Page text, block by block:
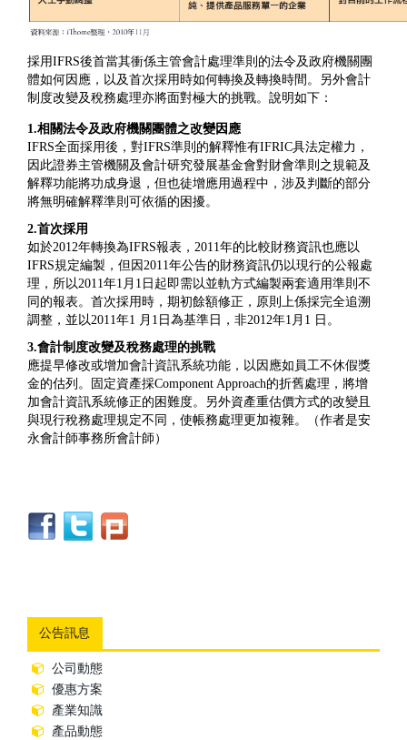
採用IFRS後首當其衝係主管會計處理準則的法令及政府機關團
體如何因應，以及首次採用時如何轉換及轉換時間。另外會計
制度改變及稅務處理亦將面對極大的挑戰。說明如下：
1.相關法令及政府機關團體之改變因應
IFRS全面採用後，對IFRS準則的解釋惟有IFRIC具法定權力，
因此證券主管機關及會計研究發展基金會對財會準則之規範及
解釋功能將功成身退，但也徒增應用過程中，涉及判斷的部分
將無明確解釋準則可依循的困擾。
2.首次採用
如於2012年轉換為IFRS報表，2011年的比較財務資訊也應以
IFRS規定編製，但因2011年公告的財務資訊仍以現行的公報處
理，所以2011年1月1日起即需以並軌方式編製兩套適用準則不
同的報表。首次採用時，期初餘額修正，原則上係採完全追溯
調整，並以2011年1 月1日為基準日，非2012年1月1 日。
3.會計制度改變及稅務處理的挑戰
應提早修改或增加會計資訊系統功能，以因應如員工不休假獎
金的估列。固定資產採Component Approach的折舊處理，將增
加會計資訊系統修正的困難度。另外資產重估價方式的改變且
與現行稅務處理規定不同，使帳務處理更加複雜。（作者是安
永會計師事務所會計師）
公告訊息
公司動態
優惠方案
產業知識
產品動態